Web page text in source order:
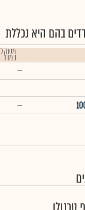
בהם היא נכללת
משקל
במדד
--
--
--